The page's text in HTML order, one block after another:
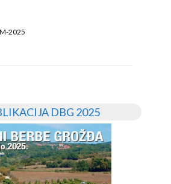
2025
DBG 2025